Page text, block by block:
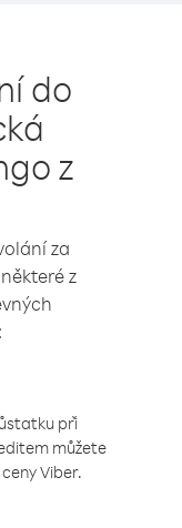
do
z
za
z
při
můžete
Viber.